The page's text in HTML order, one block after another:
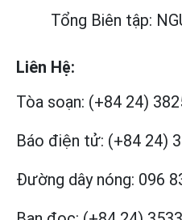
Tổng Biên tập:
Liên Hệ:
Tòa soạn: (+84 24)
Báo điện tử: (+84 24)
Đường dây nóng: 096